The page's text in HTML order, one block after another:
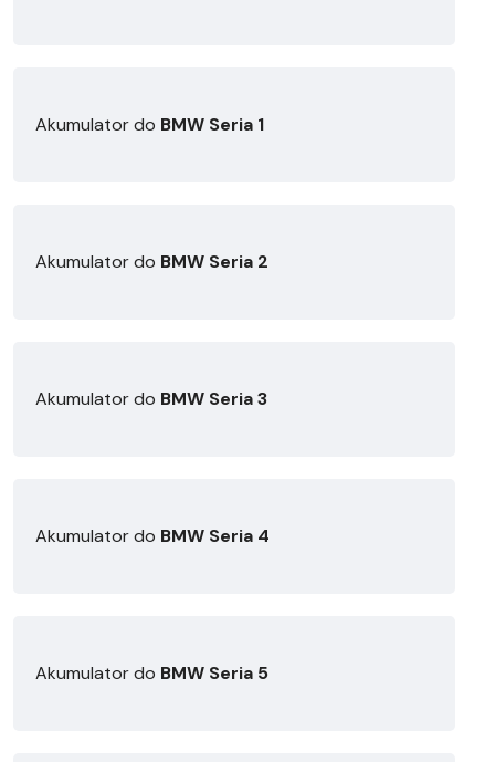
Akumulator do BMW Seria 1
Akumulator do BMW Seria 2
Akumulator do BMW Seria 3
Akumulator do BMW Seria 4
Akumulator do BMW Seria 5